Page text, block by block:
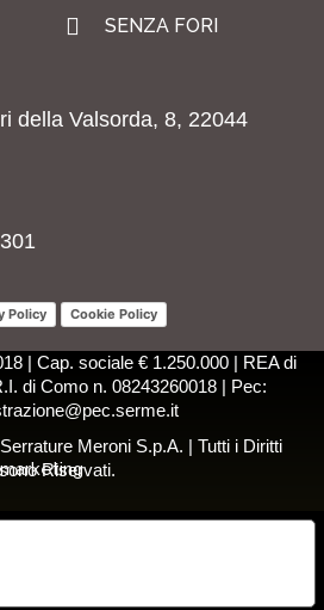
SENZA FORI
della Valsorda, 8, 22044
Policy Cookie Policy
| Cap. sociale € 1.250.000 | REA di
di Como n. 08243260018 | Pec:
Meroni S.p.A. | Tutti i Diritti
sono Riservati.